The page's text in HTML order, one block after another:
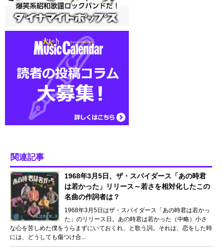
関連記事
1968年3月5日、ザ・スパイダース「あの時君
は若かった」リリース～若さを相対化したこの
名曲の作詞者は？
1968年3月5日はザ・スパイダース「あの時君は若かっ
た」のリリース日。あの時君は若かった（中略）小さ
な心を苦しめた僕をうらまずにいておくれ、と歌う詞。それは、恋をした時
には、どうしても傷つけ合...